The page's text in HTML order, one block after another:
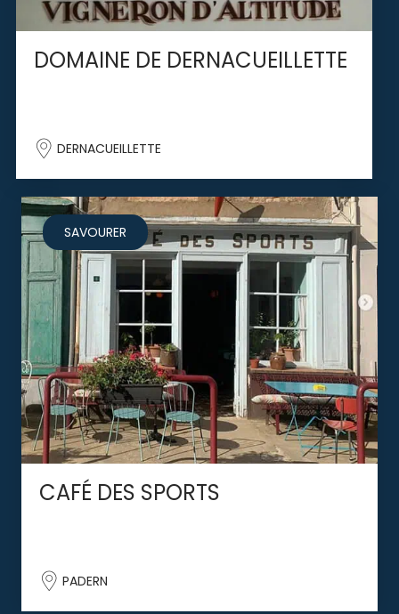
DOMAINE DE DERNACUEILLETTE
DERNACUEILLETTE
SAVOURER
CAFÉ DES SPORTS
PADERN